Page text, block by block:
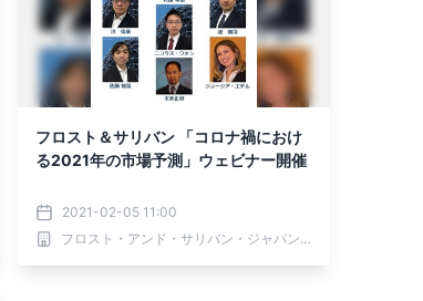
フロスト＆サリバン 「コロナ禍におけ
る2021年の市場予測」ウェビナー開催
2021-02-05 11:00
フロスト・アンド・サリバン・ジャパン 株式会社